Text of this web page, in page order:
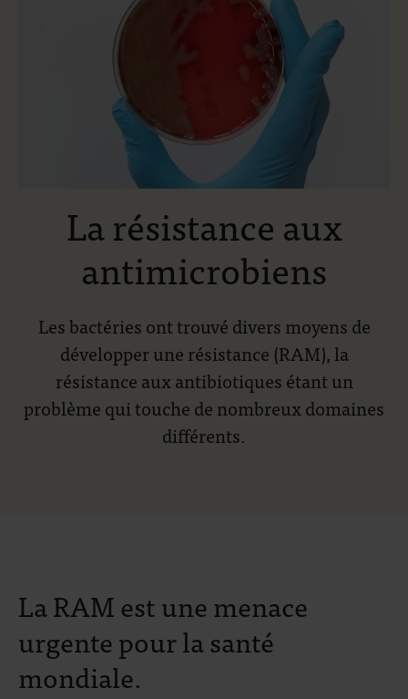
La résistance aux
antimicrobiens
Les bactéries ont trouvé divers moyens de
développer une résistance (RAM), la
résistance aux antibiotiques étant un
problème qui touche de nombreux domaines
différents.
La RAM est une menace
urgente pour la santé
mondiale.